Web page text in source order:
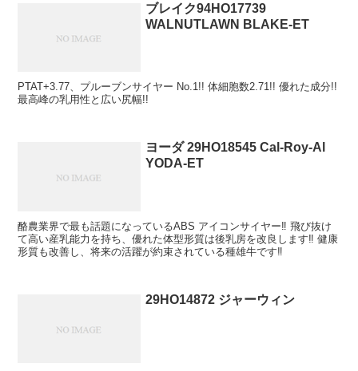
ブレイク94HO17739
WALNUTLAWN BLAKE-ET
PTAT+3.77、プルーブンサイヤー No.1!! 体細胞数2.71!! 優れた成分!!
最高峰の乳用性と広い尻幅!!
ヨーダ 29HO18545 Cal-Roy-Al
YODA-ET
酪農業界で最も話題になっているABS アイコンサイヤー‼ 飛び抜け
て高い産乳能力を持ち、優れた体型形質は後乳房を改良します‼ 健康
形質も改善し、将来の活躍が約束されている種雄牛です‼
29HO14872 ジャーウィン